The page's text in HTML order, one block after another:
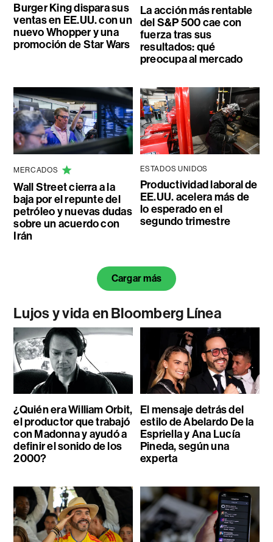
Burger King dispara sus
ventas en EE.UU. con un
nuevo Whopper y una
promoción de Star Wars
La acción más rentable
del S&P 500 cae con
fuerza tras sus
resultados: qué
preocupa al mercado
MERCADOS
Wall Street cierra a la
baja por el repunte del
petróleo y nuevas dudas
sobre un acuerdo con
Irán
ESTADOS UNIDOS
Productividad laboral de
EE.UU. acelera más de
lo esperado en el
segundo trimestre
Cargar más
Lujos y vida en Bloomberg Línea
¿Quién era William Orbit,
el productor que trabajó
con Madonna y ayudó a
definir el sonido de los
2000?
El mensaje detrás del
estilo de Abelardo De la
Espriella y Ana Lucía
Pineda, según una
experta